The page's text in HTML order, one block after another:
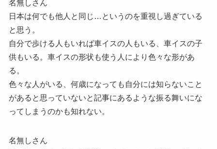
名無しさん
日本は何でも他人と同じ…というのを重視し過ぎている
と思う。
自分で歩ける人もいれば車イスの人もいる、車イスの子
供もいる。車イスの形状も使う人により色々な形があ
る。
色々な人がいる、何歳になっても自分には知らないこと
があると思っていないと記事にあるような振る舞いにな
ってしまうのかも知れない。
名無しさん